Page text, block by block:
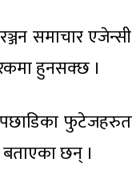
समाचार
हुनसक्छ ।
छन् ।